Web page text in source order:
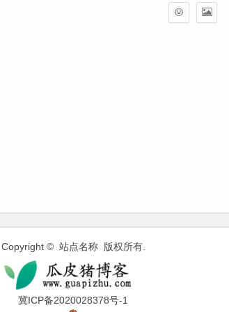
Copyright © 站点名称 版权所有.
冀ICP备2020028378号-1